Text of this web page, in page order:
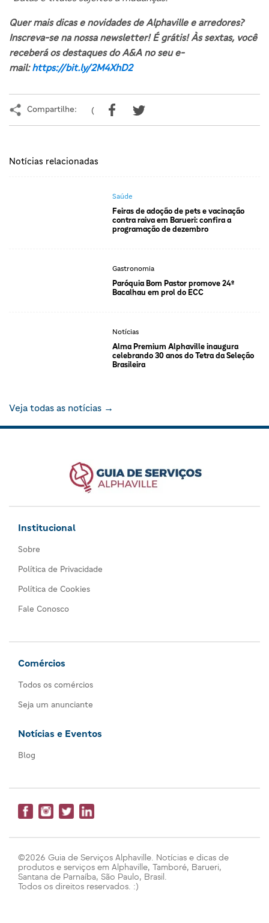
Quer mais dicas e novidades de Alphaville e arredores?
Inscreva-se na nossa newsletter! É grátis! Às sextas, você
receberá os destaques do A&A no seu e-
mail:https://bit.ly/2M4XhD2
Compartilhe: (
Notícias relacionadas
Saúde
Feiras de adoção de pets e vacinação
contra raiva em Barueri: confira a
programação de dezembro
Gastronomia
Paróquia Bom Pastor promove 24º
Bacalhau em prol do ECC
Notícias
Alma Premium Alphaville inaugura
celebrando 30 anos do Tetra da Seleção
Brasileira
Veja todas as notícias →
Institucional
Sobre
Política de Privacidade
Política de Cookies
Fale Conosco
Comércios
Todos os comércios
Seja um anunciante
Notícias e Eventos
Blog
©2026 Guia de Serviços Alphaville. Notícias e dicas de
produtos e serviços em Alphaville, Tamboré, Barueri,
Santana de Parnaíba, São Paulo, Brasil.
Todos os direitos reservados. :)